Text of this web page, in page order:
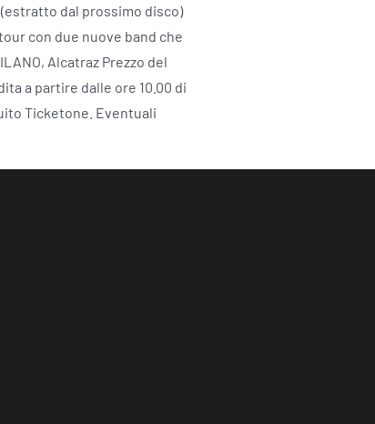
dal prossimo disco)
con due nuove band che
Alcatraz Prezzo del
a partire dalle ore 10.00 di
Ticketone. Eventuali